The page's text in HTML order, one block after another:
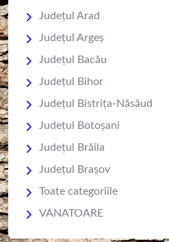
Județul Arad
Județul Argeș
Județul Bacău
Județul Bihor
Județul Bistrița-Năsăud
Județul Botoșani
Județul Brăila
Județul Brașov
Toate categoriile
VANATOARE